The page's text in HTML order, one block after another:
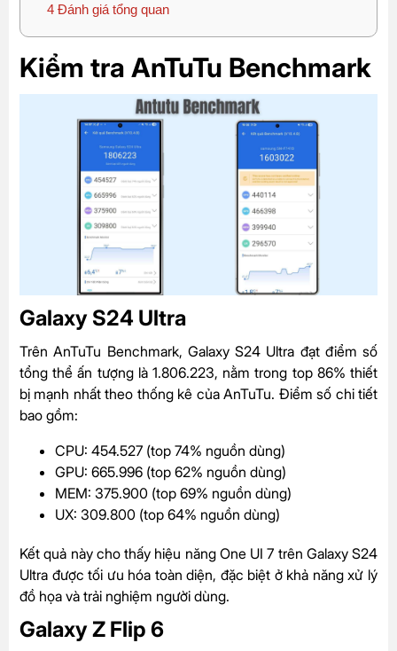
4 Đánh giá tổng quan
Kiểm tra AnTuTu Benchmark
Galaxy S24 Ultra
Trên AnTuTu Benchmark, Galaxy S24 Ultra đạt điểm số
tổng thể ấn tượng là 1.806.223, nằm trong top 86% thiết
bị mạnh nhất theo thống kê của AnTuTu. Điểm số chi tiết
bao gồm:
CPU: 454.527 (top 74% nguồn dùng)
GPU: 665.996 (top 62% nguồn dùng)
MEM: 375.900 (top 69% nguồn dùng)
UX: 309.800 (top 64% nguồn dùng)
Kết quả này cho thấy hiệu năng One UI 7 trên Galaxy S24
Ultra được tối ưu hóa toàn diện, đặc biệt ở khả năng xử lý
đồ họa và trải nghiệm người dùng.
Galaxy Z Flip 6